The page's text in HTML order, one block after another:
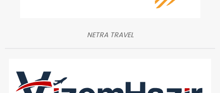
NETRA TRAVEL